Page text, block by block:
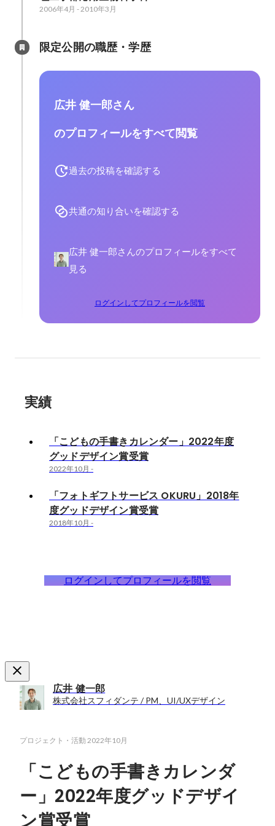
2006年4月 -2010年3月
限定公開の職歴・学歴
広井 健一郎さん
のプロフィールをすべて閲覧
過去の投稿を確認する
共通の知り合いを確認する
広井 健一郎さんのプロフィールをすべて
見る
ログインしてプロフィールを閲覧
実績
「こどもの手書きカレンダー」2022年度
グッドデザイン賞受賞
2022年10月 -
「フォトギフトサービス OKURU」2018年
度グッドデザイン賞受賞
2018年10月 -
ログインしてプロフィールを閲覧
広井 健一郎
株式会社スフィダンテ / PM、UI/UXデザイン
プロジェクト・活動 2022年10月
「こどもの手書きカレンダ
ー」2022年度グッドデザイ
ン賞受賞